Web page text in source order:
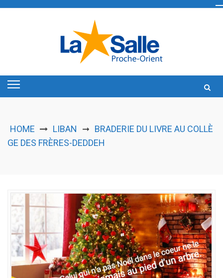
HOME LIBAN ➞ BRADERIE DU LIVRE AU COLLÈ
GE DES FRÈRES-DEDDEH